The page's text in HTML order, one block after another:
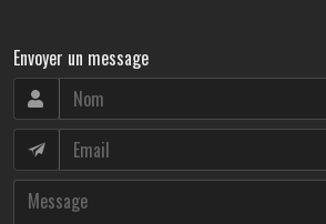
Envoyer un message